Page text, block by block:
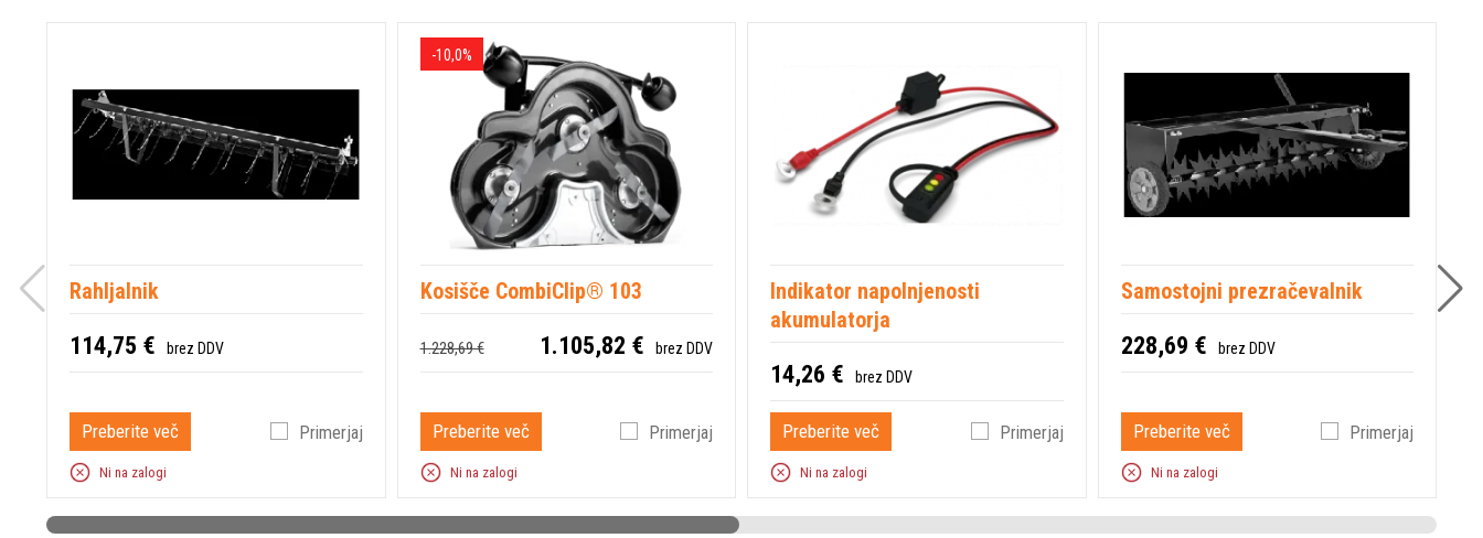
Rahljalnik
114,75 € brez DDV
Preberite več Primerjaj
Ni na zalogi
-10,0%
Kosišče CombiClip® 103
1.228,69 € 1.105,82 € brez DDV
Preberite več Primerjaj
Ni na zalogi
Indikator napolnjenosti
akumulatorja
14,26 € brez DDV
Preberite več Primerjaj
Ni na zalogi
Samostojni prezračevalnik
228,69 € brez DDV
Preberite več Primerjaj
Ni na zalogi